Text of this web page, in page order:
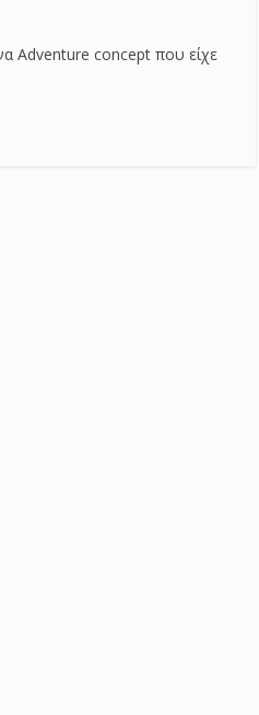
Adventure concept που είχε